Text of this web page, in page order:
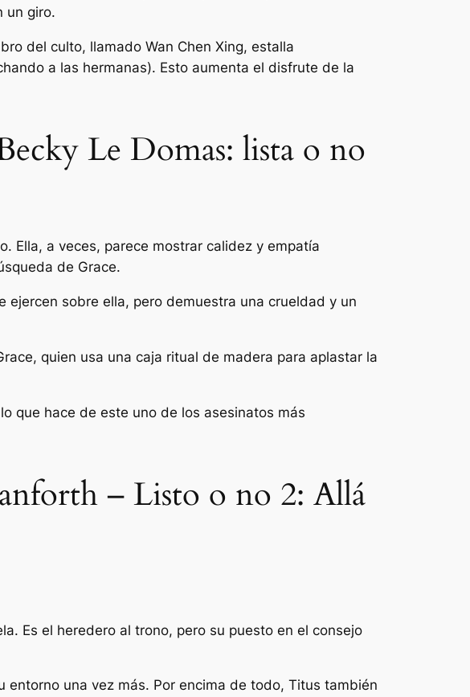
un giro.
del culto, llamado Wan Chen Xing, estalla
a las hermanas). Esto aumenta el disfrute de la
Le Domas: lista o no
. Ella, a veces, parece mostrar calidez y empatía
de Grace.
sobre ella, pero demuestra una crueldad y un
quien usa una caja ritual de madera para aplastar la
que hace de este uno de los asesinatos más
– Listo o no 2: Allá
Es el heredero al trono, pero su puesto en el consejo
una vez más. Por encima de todo, Titus también